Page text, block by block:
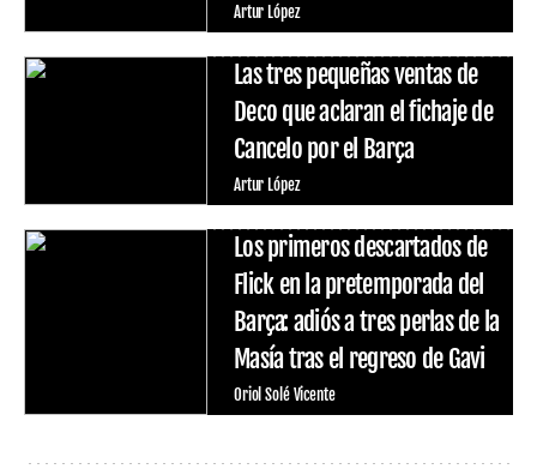
Artur López
Las tres pequeñas ventas de
Deco que aclaran el fichaje de
Cancelo por el Barça
Artur López
Los primeros descartados de
Flick en la pretemporada del
Barça: adiós a tres perlas de la
Masía tras el regreso de Gavi
Oriol Solé Vicente